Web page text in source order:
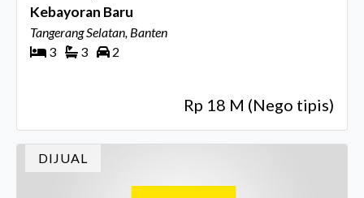
Kebayoran Baru
Tangerang Selatan, Banten
3
3 2
Rp 18 M (Nego tipis)
DIJUAL